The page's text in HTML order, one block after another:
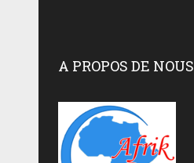
A PROPOS DE NOUS